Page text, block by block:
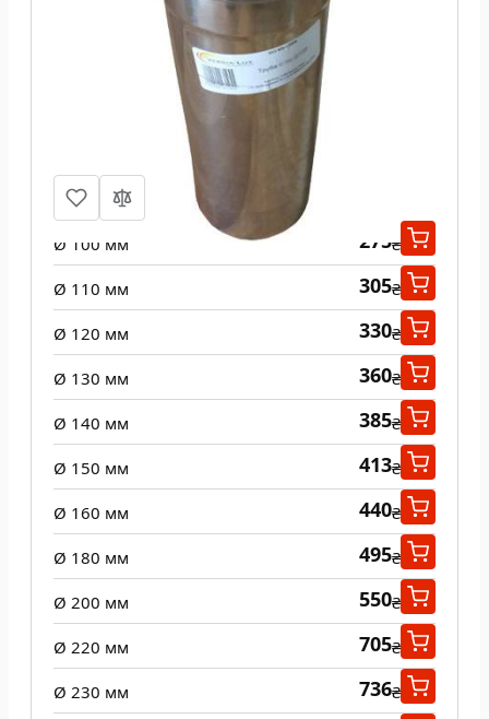
Труба из нержавеющей стали 1 м
одност 0,5 мм
Ø 100 мм 275₴
Ø 110 мм 305₴
Ø 120 мм 330₴
Ø 130 мм 360₴
Ø 140 мм 385₴
Ø 150 мм 413₴
Ø 160 мм 440₴
Ø 180 мм 495₴
Ø 200 мм 550₴
Ø 220 мм 705₴
Ø 230 мм 736₴